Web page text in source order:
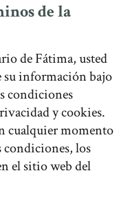
de la
de Fátima, usted
su información bajo
condiciones
y cookies.
cualquier momento
condiciones, los
el sitio web del